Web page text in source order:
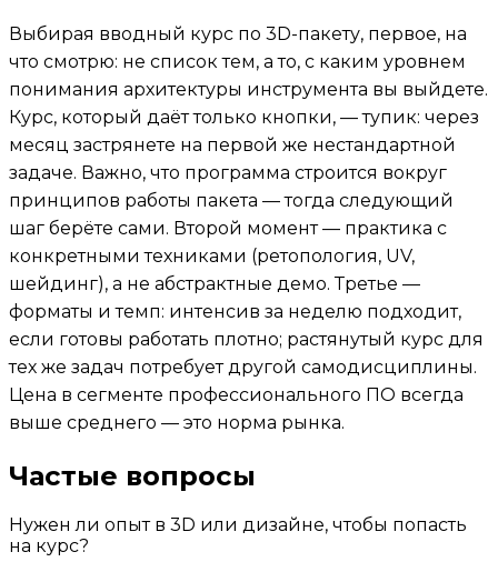
Выбирая вводный курс по 3D-пакету, первое, на
что смотрю: не список тем, а то, с каким уровнем
понимания архитектуры инструмента вы выйдете.
Курс, который даёт только кнопки, — тупик: через
месяц застрянете на первой же нестандартной
задаче. Важно, что программа строится вокруг
принципов работы пакета — тогда следующий
шаг берёте сами. Второй момент — практика с
конкретными техниками (ретопология, UV,
шейдинг), а не абстрактные демо. Третье —
форматы и темп: интенсив за неделю подходит,
если готовы работать плотно; растянутый курс для
тех же задач потребует другой самодисциплины.
Цена в сегменте профессионального ПО всегда
выше среднего — это норма рынка.
Частые вопросы
Нужен ли опыт в 3D или дизайне, чтобы попасть
на курс?